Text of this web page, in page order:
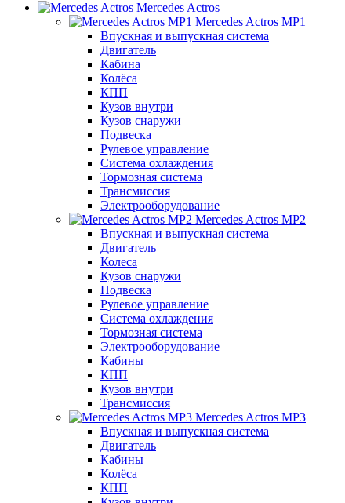
Mercedes Actros
Mercedes Actros MP1
Впускная и выпускная система
Двигатель
Кабина
Колёса
КПП
Кузов внутри
Кузов снаружи
Подвеска
Рулевое управление
Система охлаждения
Тормозная система
Трансмиссия
Электрооборудование
Mercedes Actros MP2
Впускная и выпускная система
Двигатель
Колеса
Кузов снаружи
Подвеска
Рулевое управление
Система охлаждения
Тормозная система
Электрооборудование
Кабины
КПП
Кузов внутри
Трансмиссия
Mercedes Actros MP3
Впускная и выпускная система
Двигатель
Кабины
Колёса
КПП